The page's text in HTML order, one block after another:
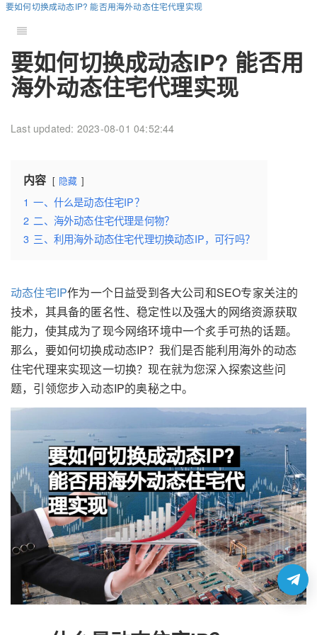
要如何切换成动态IP? 能否用海外动态住宅代理实现
要如何切换成动态IP? 能否用
海外动态住宅代理实现
Last updated: 2023-08-01 04:52:44
内容 隐藏
1 一、什么是动态住宅IP？
2 二、海外动态住宅代理是何物？
3 三、利用海外动态住宅代理切换动态IP，可行吗？
动态住宅IP作为一个日益受到各大公司和SEO专家关注的
技术，其具备的匿名性、稳定性以及强大的网络资源获取
能力，使其成为了现今网络环境中一个炙手可热的话题。
那么，要如何切换成动态IP？我们是否能利用海外的动态
住宅代理来实现这一切换？现在就为您深入探索这些问
题，引领您步入动态IP的奥秘之中。